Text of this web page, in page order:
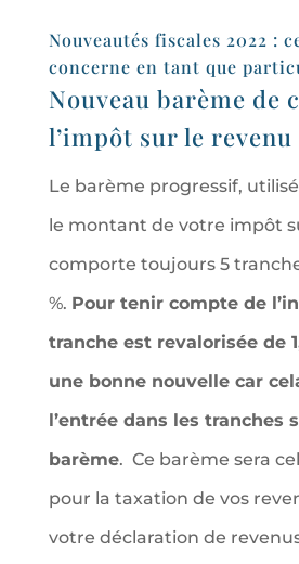
Nouveautés fiscales 2022 :
concerne en tant que
Nouveau barème de
l’impôt sur le revenu
Le barème progressif,
le montant de votre impôt
comporte toujours 5
%. Pour tenir compte de
tranche est revalorisée de
une bonne nouvelle car
l’entrée dans les tranches
barème. Ce barème sera
pour la taxation de vos
votre déclaration de